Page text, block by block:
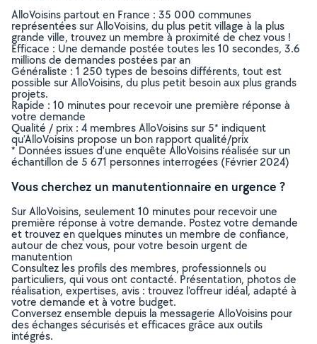
AlloVoisins partout en France : 35 000 communes
représentées sur AlloVoisins, du plus petit village à la plus
grande ville, trouvez un membre à proximité de chez vous !
Efficace : Une demande postée toutes les 10 secondes, 3.6
millions de demandes postées par an
Généraliste : 1 250 types de besoins différents, tout est
possible sur AlloVoisins, du plus petit besoin aux plus grands
projets.
Rapide : 10 minutes pour recevoir une première réponse à
votre demande
Qualité / prix : 4 membres AlloVoisins sur 5* indiquent
qu’AlloVoisins propose un bon rapport qualité/prix
* Données issues d’une enquête AlloVoisins réalisée sur un
échantillon de 5 671 personnes interrogées (Février 2024)
Vous cherchez un manutentionnaire en urgence ?
Sur AlloVoisins, seulement 10 minutes pour recevoir une
première réponse à votre demande. Postez votre demande
et trouvez en quelques minutes un membre de confiance,
autour de chez vous, pour votre besoin urgent de
manutention
Consultez les profils des membres, professionnels ou
particuliers, qui vous ont contacté. Présentation, photos de
réalisation, expertises, avis : trouvez l'offreur idéal, adapté à
votre demande et à votre budget.
Conversez ensemble depuis la messagerie AlloVoisins pour
des échanges sécurisés et efficaces grâce aux outils
intégrés.